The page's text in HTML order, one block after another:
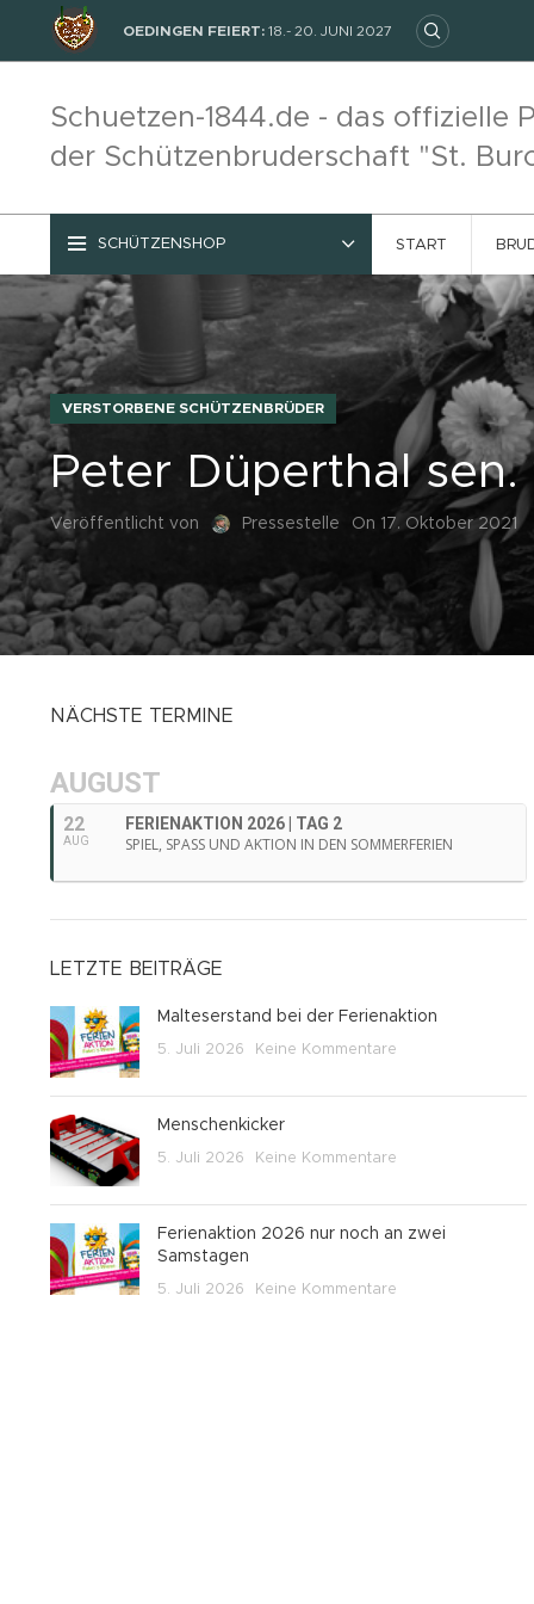
OEDINGEN FEIERT: 18.- 20. JUNI 2027
Schuetzen-1844.de - das offizielle
der Schützenbruderschaft "St.
SCHÜTZENSHOP START
VERSTORBENE SCHÜTZENBRÜDER
Peter Düperthal
Veröffentlicht von Pressestelle On 17. Oktober 2021
NÄCHSTE TERMINE
AUGUST
22
AUG
FERIENAKTION 2026 | TAG 2
SPIEL, SPASS UND AKTION IN DEN SOMMERFERIEN
LETZTE BEITRÄGE
Malteserstand bei der Ferienaktion
5. Juli 2026 Keine Kommentare
Menschenkicker
5. Juli 2026 Keine Kommentare
Ferienaktion 2026 nur noch an zwei
Samstagen
5. Juli 2026 Keine Kommentare